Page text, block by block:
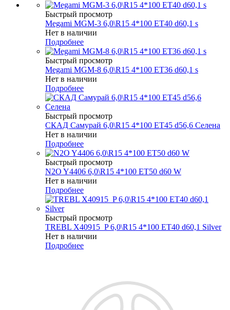
Быстрый просмотр
Megami MGM-3 6,0\R15 4*100 ET40 d60,1 s
Нет в наличии
Подробнее
Быстрый просмотр
Megami MGM-8 6,0\R15 4*100 ET36 d60,1 s
Нет в наличии
Подробнее
Быстрый просмотр
СКАД Самурай 6,0\R15 4*100 ET45 d56,6 Селена
Нет в наличии
Подробнее
Быстрый просмотр
N2O Y4406 6,0\R15 4*100 ET50 d60 W
Нет в наличии
Подробнее
Быстрый просмотр
TREBL X40915_P 6,0\R15 4*100 ET40 d60,1 Silver
Нет в наличии
Подробнее